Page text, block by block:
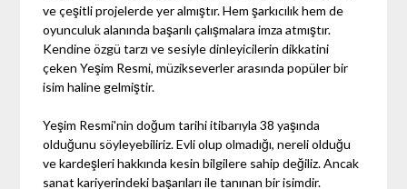
ve çeşitli projelerde yer almıştır. Hem şarkıcılık hem de
oyunculuk alanında başarılı çalışmalara imza atmıştır.
Kendine özgü tarzı ve sesiyle dinleyicilerin dikkatini
çeken Yeşim Resmi, müzikseverler arasında popüler bir
isim haline gelmiştir.
Yeşim Resmi'nin doğum tarihi itibarıyla 38 yaşında
olduğunu söyleyebiliriz. Evli olup olmadığı, nereli olduğu
ve kardeşleri hakkında kesin bilgilere sahip değiliz. Ancak
sanat kariyerindeki başarıları ile tanınan bir isimdir.